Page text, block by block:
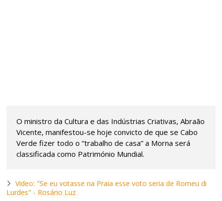
O ministro da Cultura e das Indústrias Criativas, Abraão
Vicente, manifestou-se hoje convicto de que se Cabo
Verde fizer todo o “trabalho de casa” a Morna será
classificada como Património Mundial.
Video: "Se eu votasse na Praia esse voto seria de Romeu di
Lurdes" - Rosário Luz